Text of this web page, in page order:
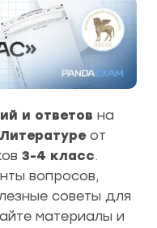
и ответов на
от
3-4 класс.
вопросов,
советы для
материалы и